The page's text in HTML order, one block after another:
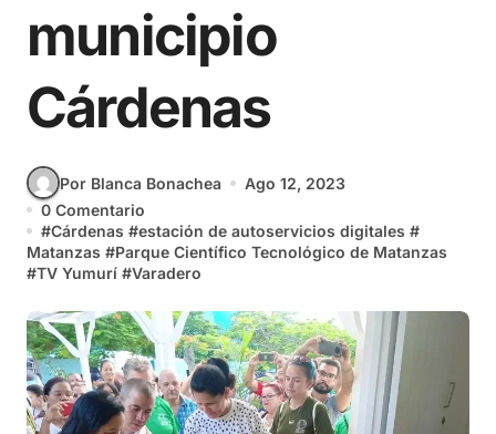
municipio
Cárdenas
Por Blanca Bonachea
Ago 12, 2023
0 Comentario
#Cárdenas #estación de autoservicios digitales #
Matanzas #Parque Científico Tecnológico de Matanzas
#TV Yumurí #Varadero